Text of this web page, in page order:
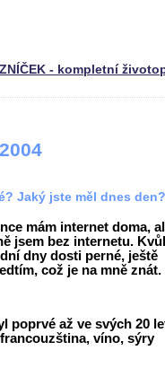
- kompletní
Jaký jste měl dnes den?
mám internet doma,
jsem bez internetu.
dny dosti perné, ještě
což je na mně znát.
poprvé až ve svých 20
víno, sýry